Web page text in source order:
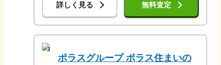
詳しく見る 無料査定
3
ポラスグループ ポラス住まいの